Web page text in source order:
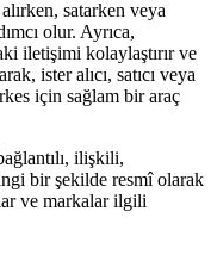
satarken veya
olur. Ayrıca,
iletişimi kolaylaştırır ve
ister alıcı, satıcı veya
için sağlam bir araç
ilişkili,
bir şekilde resmî olarak
ve markalar ilgili